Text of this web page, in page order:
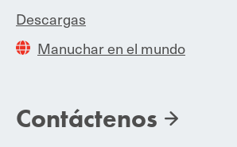
Descargas
Manuchar en el mundo
Contáctenos